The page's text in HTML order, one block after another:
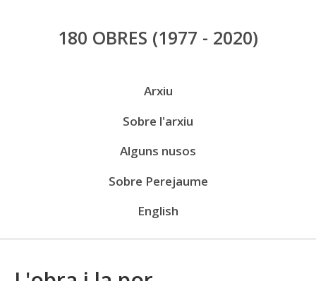
Vés
al
180 OBRES (1977 - 2020)
Arxiu
Sobre l'arxiu
Alguns nusos
Sobre Perejaume
English